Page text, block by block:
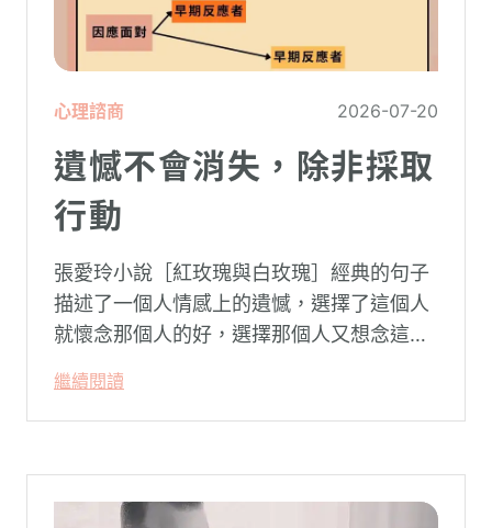
心理諮商 2026-07-20
遺憾不會消失，除非採取
行動
張愛玲小說［紅玫瑰與白玫瑰］經典的句子
描述了一個人情感上的遺憾，選擇了這個人
就懷念那個人的好，選擇那個人又想念這個
繼續閱讀